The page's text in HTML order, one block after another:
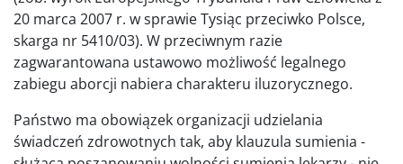
20 marca 2007 r. w sprawie Tysiąc przeciwko Polsce,
skarga nr 5410/03). W przeciwnym razie
zagwarantowana ustawowo możliwość legalnego
zabiegu aborcji nabiera charakteru iluzorycznego.
Państwo ma obowiązek organizacji udzielania
świadczeń zdrowotnych tak, aby klauzula sumienia -